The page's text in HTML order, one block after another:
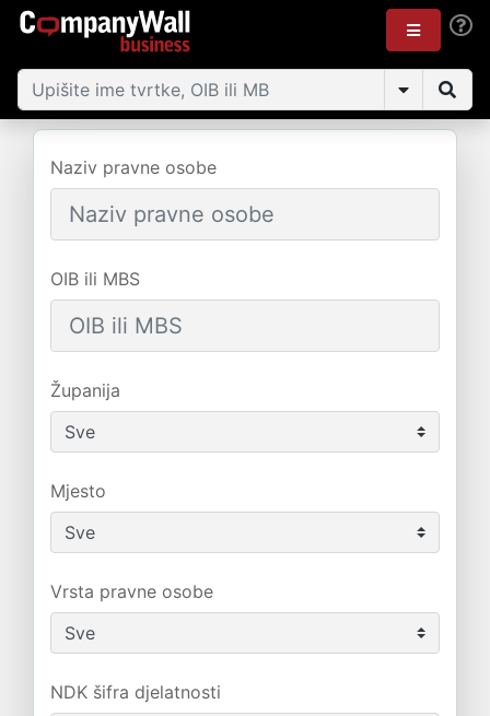
Naziv pravne osobe
OIB ili MBS
Županija
Mjesto
Vrsta pravne osobe
NDK šifra djelatnosti